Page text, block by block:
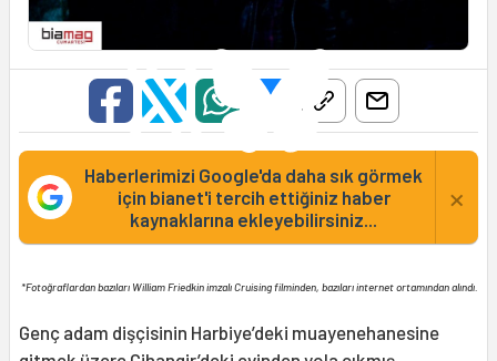
Haberlerimizi Google'da daha sık görmek
için bianet'i tercih ettiğiniz haber
kaynaklarına ekleyebilirsiniz...
×
*Fotoğraflardan bazıları William Friedkin imzalı Cruising filminden, bazıları internet ortamından alındı.
Genç adam dişçisinin Harbiye’deki muayenehanesine